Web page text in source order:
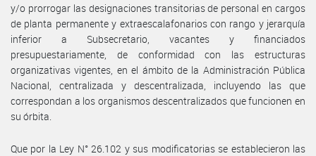
y/o prorrogar las designaciones transitorias de personal en cargos
de planta permanente y extraescalafonarios con rango y jerarquía
inferior a Subsecretario, vacantes y financiados
presupuestariamente, de conformidad con las estructuras
organizativas vigentes, en el ámbito de la Administración Pública
Nacional, centralizada y descentralizada, incluyendo las que
correspondan a los organismos descentralizados que funcionen en
su órbita.
Que por la Ley N° 26.102 y sus modificatorias se establecieron las